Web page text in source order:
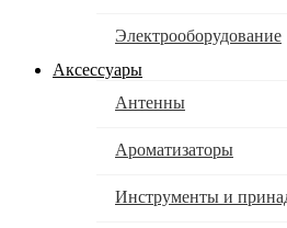
Электрооборудование
Аксессуары
Антенны
Ароматизаторы
Инструменты и